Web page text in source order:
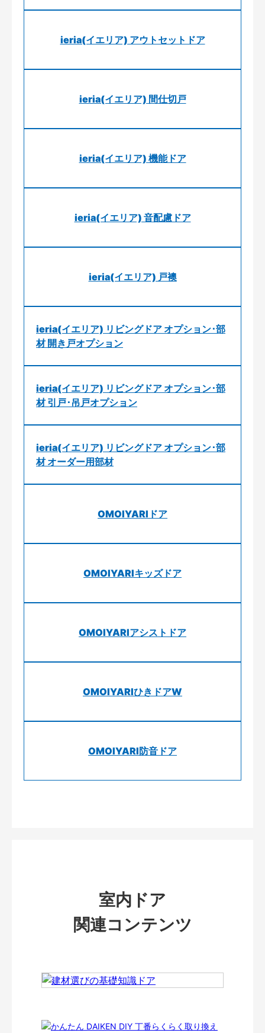
ieria(イエリア) アウトセットドア
ieria(イエリア) 間仕切戸
ieria(イエリア) 機能ドア
ieria(イエリア) 音配慮ドア
ieria(イエリア) 戸襖
ieria(イエリア) リビングドア オプション･部
材 開き戸オプション
ieria(イエリア) リビングドア オプション･部
材 引戸･吊戸オプション
ieria(イエリア) リビングドア オプション･部
材 オーダー用部材
OMOIYARIドア
OMOIYARIキッズドア
OMOIYARIアシストドア
OMOIYARIひきドアW
OMOIYARI防音ドア
室内ドア
関連コンテンツ